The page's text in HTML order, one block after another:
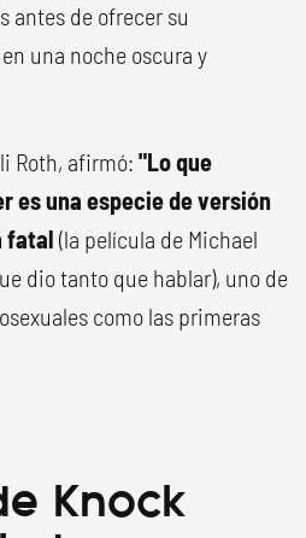
antes de ofrecer su
una noche oscura y
Roth, afirmó: "Lo que
es una especie de versión
fatal (la película de Michael
dio tanto que hablar), uno de
como las primeras
Knock